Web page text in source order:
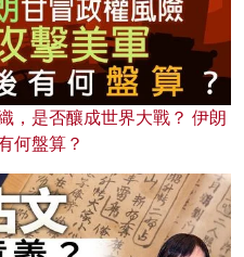
，是否釀成世界大戰？ 伊朗
何盤算？